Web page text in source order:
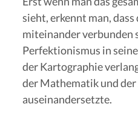
sieht, erkennt man,
miteinander verbunden
Perfektionismus in
der Kartographie
der Mathematik und
auseinandersetzte.